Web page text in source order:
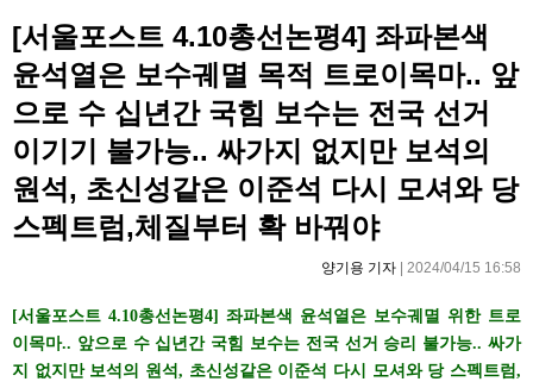
[서울포스트 4.10총선논평4] 좌파본색
윤석열은 보수궤멸 목적 트로이목마.. 앞
으로 수 십년간 국힘 보수는 전국 선거
이기기 불가능.. 싸가지 없지만 보석의
원석, 초신성같은 이준석 다시 모셔와 당
스펙트럼,체질부터 확 바꿔야
양기용 기자 | 2024/04/15 16:58
[서울포스트 4.10총선논평4] 좌파본색 윤석열은 보수궤멸 위한 트로
이목마.. 앞으로 수 십년간 국힘 보수는 전국 선거 승리 불가능.. 싸가
지 없지만 보석의 원석, 초신성같은 이준석 다시 모셔와 당 스펙트럼,